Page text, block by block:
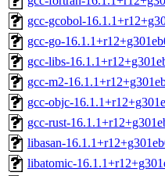
gcc-gcobol-
gcc-go-
gcc-libs-
gcc-m2-
gcc-objc-
gcc-rust-
libasan-
libatomic-